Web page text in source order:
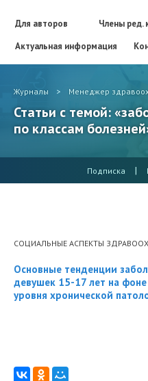
Для авторов Члены ред.
Актуальная информация
Журналы > Менеджер
Статьи с темой:
по классам
Подписка |
СОЦИАЛЬНЫЕ АСПЕКТЫ
Основные тенденции
девушек 15-17 лет на
уровня хронической